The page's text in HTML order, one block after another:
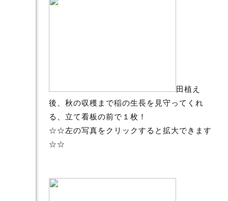
田植え
後、秋の収穫まで稲の生長を見守ってくれ
る、立て看板の前で１枚！
☆☆左の写真をクリックすると拡大できます
☆☆